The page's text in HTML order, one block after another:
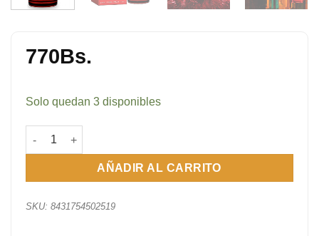
770Bs.
Solo quedan 3 disponibles
Halloween Man Rock On EDT 125 ml cantidad
AÑADIR AL CARRITO
SKU: 8431754502519